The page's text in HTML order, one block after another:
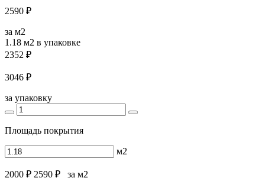
2590 ₽
за м2
1.18 м2 в упаковке
2352 ₽
3046 ₽
за упаковку
Площадь покрытия
м2
2000 ₽ 2590 ₽ за м2